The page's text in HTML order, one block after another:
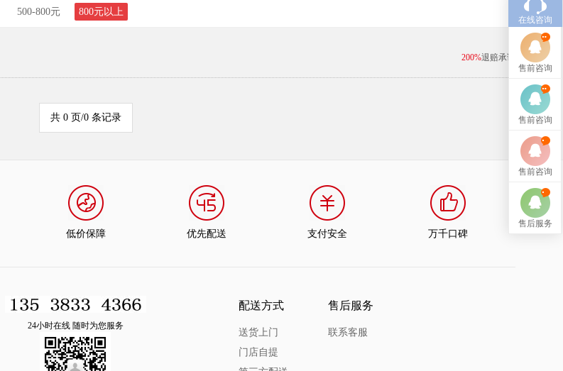
500-800元 800元以上
200%退赔承诺
共 0 页/0 条记录
低价保障 优先配送 支付安全 万千口碑
24小时在线 随时为您服务
配送方式
送货上门
门店自提
售后服务
联系客服
在线咨询
售前咨询
售前咨询
售前咨询
售后服务